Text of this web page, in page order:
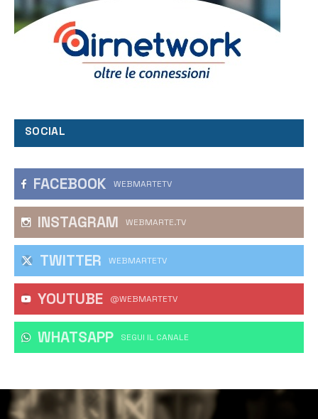
SOCIAL
FACEBOOK WEBMARTETV
INSTAGRAM WEBMARTE.TV
TWITTER WEBMARTETV
YOUTUBE @WEBMARTETV
WHATSAPP ‎SEGUI IL CANALE